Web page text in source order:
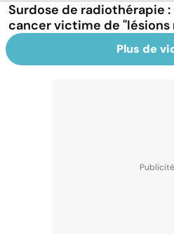
Surdose de radiothérapie
cancer victime de "lésions
Plus de